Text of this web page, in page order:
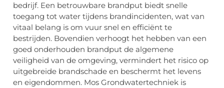
bedrijf. Een betrouwbare brandput biedt snelle
toegang tot water tijdens brandincidenten, wat van
vitaal belang is om vuur snel en efficiënt te
bestrijden. Bovendien verhoogt het hebben van een
goed onderhouden brandput de algemene
veiligheid van de omgeving, vermindert het risico op
uitgebreide brandschade en beschermt het levens
en eigendommen. Mos Grondwatertechniek is